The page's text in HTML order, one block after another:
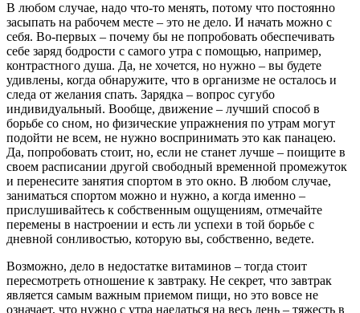
В любом случае, надо что-то менять, потому что постоянно
засыпать на рабочем месте – это не дело. И начать можно с
себя. Во-первых – почему бы не попробовать обеспечивать
себе заряд бодрости с самого утра с помощью, например,
контрастного душа. Да, не хочется, но нужно – вы будете
удивлены, когда обнаружите, что в организме не осталось и
следа от желания спать. Зарядка – вопрос сугубо
индивидуальный. Вообще, движение – лучший способ в
борьбе со сном, но физические упражнения по утрам могут
подойти не всем, не нужно воспринимать это как панацею.
Да, попробовать стоит, но, если не станет лучше – поищите в
своем расписании другой свободный временной промежуток
и перенесите занятия спортом в это окно. В любом случае,
заниматься спортом можно и нужно, а когда именно –
прислушивайтесь к собственным ощущениям, отмечайте
перемены в настроении и есть ли успехи в той борьбе с
дневной сонливостью, которую вы, собственно, ведете.
Возможно, дело в недостатке витаминов – тогда стоит
пересмотреть отношение к завтраку. Не секрет, что завтрак
является самым важным приемом пищи, но это вовсе не
означает, что нужно с утра наедаться на весь день – тяжесть в